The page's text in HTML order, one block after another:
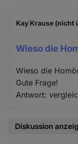
Kay Krause (nicht
Wieso die
Wieso die
Gute Frage!
Antwort:
Diskussion